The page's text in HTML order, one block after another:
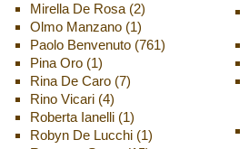
Mirella De Rosa(2)
Olmo Manzano(1)
Paolo Benvenuto(761)
Pina Oro(1)
Rina De Caro(7)
Rino Vicari(4)
Roberta Ianelli(1)
Robyn De Lucchi(1)